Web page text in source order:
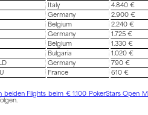
Italy
4.840 €
Germany
2.900 €
Belgium
2.240 €
Germany
1.725 €
Belgium
1.330 €
Bulgaria
1.020 €
Germany
790 €
France 610 €
beiden Flights beim € 1.100 PokerStars Open